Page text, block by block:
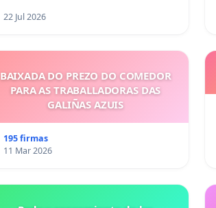
22 Jul 2026
BAIXADA DO PREZO DO COMEDOR
PARA AS TRABALLADORAS DAS
GALIÑAS AZUIS
195 firmas
11 Mar 2026